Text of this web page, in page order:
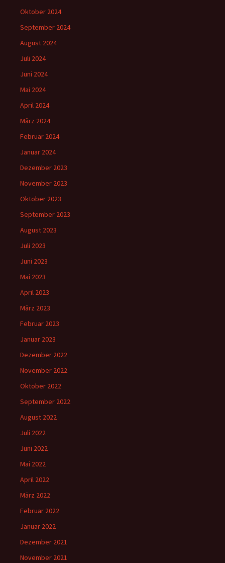
Oktober 2024
September 2024
August 2024
Juli 2024
Juni 2024
Mai 2024
April 2024
März 2024
Februar 2024
Januar 2024
Dezember 2023
November 2023
Oktober 2023
September 2023
August 2023
Juli 2023
Juni 2023
Mai 2023
April 2023
März 2023
Februar 2023
Januar 2023
Dezember 2022
November 2022
Oktober 2022
September 2022
August 2022
Juli 2022
Juni 2022
Mai 2022
April 2022
März 2022
Februar 2022
Januar 2022
Dezember 2021
November 2021